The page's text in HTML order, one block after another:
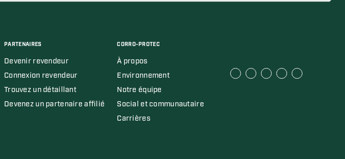
PARTENAIRES
Devenir revendeur
Connexion revendeur
Trouvez un détaillant
Devenez un partenaire affilié
CORRO-PROTEC
À propos
Environnement
Notre équipe
Social et communautaire
Carrières